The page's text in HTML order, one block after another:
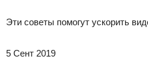
Эти советы помогут ускорить
5 Сент 2019